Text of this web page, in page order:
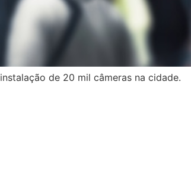
de 20 mil câmeras na cidade.